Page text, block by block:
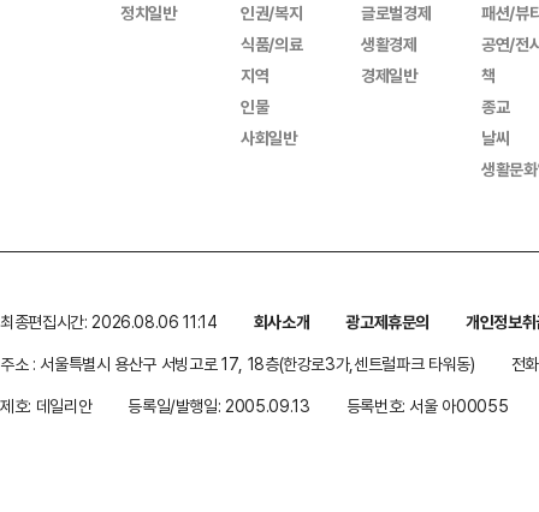
정치일반
인권/복지
식품/의료
지역
인물
사회일반
글로벌경제
생활경제
경제일반
패션/뷰
공연/전
책
종교
날씨
생활문
최종편집시간: 2026.08.06 11:14 회사소개 광고제휴문의
개인정보
주소 : 서울특별시 용산구 서빙고로 17, 18층(한강로3가,센트럴파크 타워동)
전
제호: 데일리안
등록일/발행일: 2005.09.13 등록번호: 서울 아00055